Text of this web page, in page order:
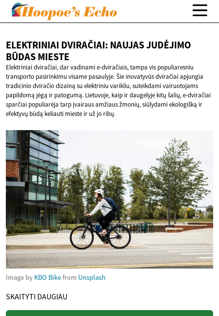
ELEKTRINIAI DVIRAČIAI: NAUJAS JUDĖJIMO
BŪDAS MIESTE
Elektriniai dviračiai, dar vadinami e-dviračiais, tampa vis populiaresniu
transporto pasirinkimu visame pasaulyje. Šie inovatyvūs dviračiai apjungia
tradicinio dviračio dizainą su elektriniu varikliu, suteikdami vairuotojams
papildomą jėgą ir patogumą. Lietuvoje, kaip ir daugelyje kitų šalių, e-dviračiai
sparčiai populiarėja tarp įvairaus amžiaus žmonių, siūlydami ekologišką ir
efektyvų būdą keliauti mieste ir už jo ribų.
Image by KBO Bikefrom Unsplash
SKAITYTI DAUGIAU